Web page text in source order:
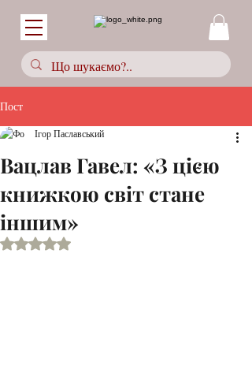
Пост
Вацлав Гавел: «З цією
книжкою світ стане
іншим»
Ігор Паславський
Оцінка: NaN з 5 зірок.